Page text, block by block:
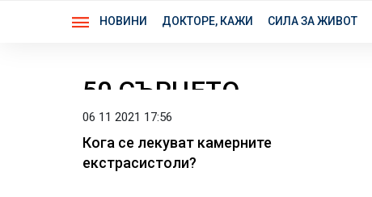
НОВИНИ ДОКТОРЕ, КАЖИ СИЛА ЗА ЖИВОТ
50 СЪРЦЕТО
06 11 2021 17:56
Кога се лекуват камерните
екстрасистоли?